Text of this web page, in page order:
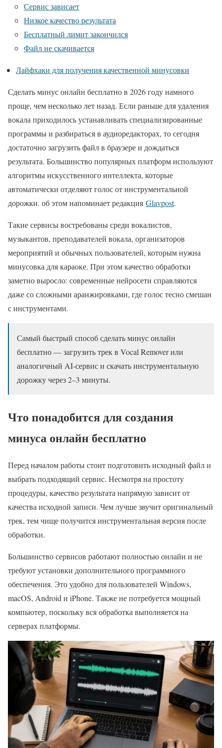
Сервис зависает
Низкое качество результата
Бесплатный лимит закончился
Файл не скачивается
Лайфхаки для получения качественной минусовки
Сделать минус онлайн бесплатно в 2026 году намного
проще, чем несколько лет назад. Если раньше для удаления
вокала приходилось устанавливать специализированные
программы и разбираться в аудиоредакторах, то сегодня
достаточно загрузить файл в браузере и дождаться
результата. Большинство популярных платформ используют
алгоритмы искусственного интеллекта, которые
автоматически отделяют голос от инструментальной
дорожки. об этом напоминает редакция Glavpost.
Такие сервисы востребованы среди вокалистов,
музыкантов, преподавателей вокала, организаторов
мероприятий и обычных пользователей, которым нужна
минусовка для караоке. При этом качество обработки
заметно выросло: современные нейросети справляются
даже со сложными аранжировками, где голос тесно смешан
с инструментами.
Самый быстрый способ сделать минус онлайн
бесплатно — загрузить трек в Vocal Remover или
аналогичный AI-сервис и скачать инструментальную
дорожку через 2–3 минуты.
Что понадобится для создания
минуса онлайн бесплатно
Перед началом работы стоит подготовить исходный файл и
выбрать подходящий сервис. Несмотря на простоту
процедуры, качество результата напрямую зависит от
качества исходной записи. Чем лучше звучит оригинальный
трек, тем чище получится инструментальная версия после
обработки.
Большинство сервисов работают полностью онлайн и не
требуют установки дополнительного программного
обеспечения. Это удобно для пользователей Windows,
macOS, Android и iPhone. Также не потребуется мощный
компьютер, поскольку вся обработка выполняется на
серверах платформы.